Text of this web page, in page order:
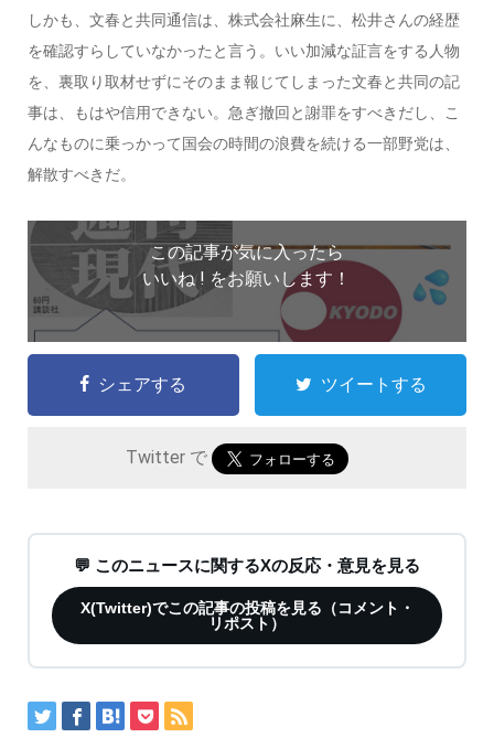
しかも、文春と共同通信は、株式会社麻生に、松井さんの経歴
を確認すらしていなかったと言う。いい加減な証言をする人物
を、裏取り取材せずにそのまま報じてしまった文春と共同の記
事は、もはや信用できない。急ぎ撤回と謝罪をすべきだし、こ
んなものに乗っかって国会の時間の浪費を続ける一部野党は、
解散すべきだ。
この記事が気に入ったら
いいね ! をお願いします！
シェアする ツイートする
Twitter で
💬 このニュースに関するXの反応・意見を見る
X(Twitter)でこの記事の投稿を見る（コメント・
リポスト）